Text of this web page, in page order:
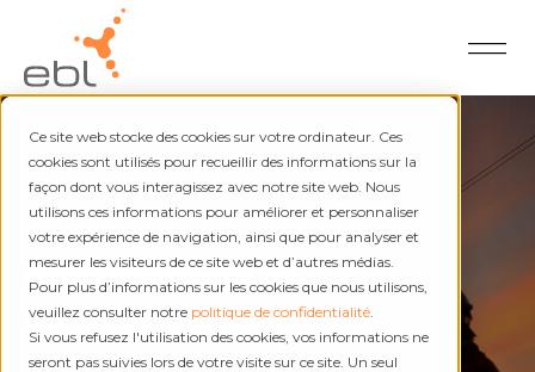
Ce site web stocke des cookies sur votre ordinateur. Ces
cookies sont utilisés pour recueillir des informations sur la
façon dont vous interagissez avec notre site web. Nous
utilisons ces informations pour améliorer et personnaliser
votre expérience de navigation, ainsi que pour analyser et
mesurer les visiteurs de ce site web et d’autres médias.
Pour plus d’informations sur les cookies que nous utilisons,
veuillez consulter notre politique de confidentialité.
Si vous refusez l'utilisation des cookies, vos informations ne
seront pas suivies lors de votre visite sur ce site. Un seul
Électricité et chaleur
Interruptions et
dérangements